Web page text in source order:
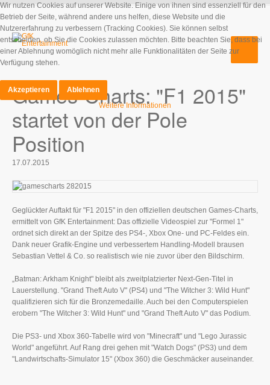
Games-Charts: "F1 2015"
startet von der Pole
Position
17.07.2015
Geglückter Auftakt für "F1 2015" in den offiziellen deutschen Games-Charts,
ermittelt von GfK Entertainment: Das offizielle Videospiel zur "Formel 1"
ordnet sich direkt an der Spitze des PS4-, Xbox One- und PC-Feldes ein.
Dank neuer Grafik-Engine und verbessertem Handling-Modell brausen
Sebastian Vettel & Co. so realistisch wie nie zuvor über den Bildschirm.
„Batman: Arkham Knight" bleibt als zweitplatzierter Next-Gen-Titel in
Lauerstellung. "Grand Theft Auto V" (PS4) und "The Witcher 3: Wild Hunt"
qualifizieren sich für die Bronzemedaille. Auch bei den Computerspielen
erobern "The Witcher 3: Wild Hunt" und "Grand Theft Auto V" das Podium.
Die PS3- und Xbox 360-Tabelle wird von "Minecraft" und "Lego Jurassic
World" angeführt. Auf Rang drei gehen mit "Watch Dogs" (PS3) und dem
"Landwirtschafts-Simulator 15" (Xbox 360) die Geschmäcker auseinander.
Wir nutzen Cookies auf unserer Website. Einige von ihnen sind essenziell für den
Betrieb der Seite, während andere uns helfen, diese Website und die
Nutzererfahrung zu verbessern (Tracking Cookies). Sie können selbst
entscheiden, ob Sie die Cookies zulassen möchten. Bitte beachten Sie, dass bei
einer Ablehnung womöglich nicht mehr alle Funktionalitäten der Seite zur
Verfügung stehen.
Akzeptieren
Ablehnen
Weitere Informationen